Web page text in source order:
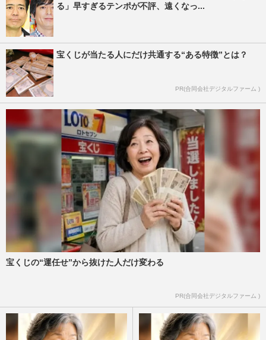
る」早すぎるテンポが不評、遠くなっ...
宝くじが当たる人にだけ共通する“ある特徴”とは？
PR(合同会社デジタルファーム )
宝くじの“運任せ”から抜けた人だけ変わる
PR(合同会社デジタルファーム )